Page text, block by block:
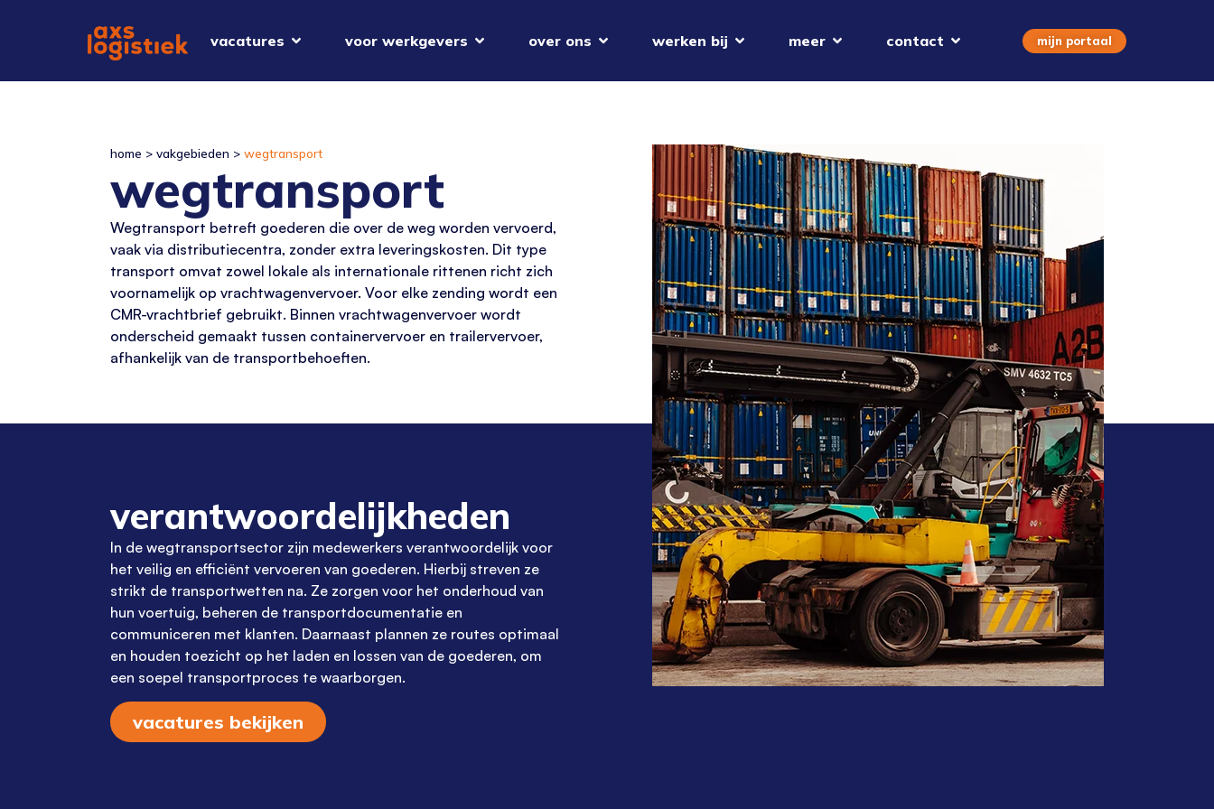
vacatures voor werkgevers over ons werken bij meer contact mijn portaal
home > vakgebieden > wegtransport
wegtransport
Wegtransport betreft goederen die over de weg worden vervoerd,
vaak via distributiecentra, zonder extra leveringskosten. Dit type
transport omvat zowel lokale als internationale rittenen richt zich
voornamelijk op vrachtwagenvervoer. Voor elke zending wordt een
CMR-vrachtbrief gebruikt. Binnen vrachtwagenvervoer wordt
onderscheid gemaakt tussen containervervoer en trailervervoer,
afhankelijk van de transportbehoeften.
verantwoordelijkheden
In de wegtransportsector zijn medewerkers verantwoordelijk voor
het veilig en efficiënt vervoeren van goederen. Hierbij streven ze
strikt de transportwetten na. Ze zorgen voor het onderhoud van
hun voertuig, beheren de transportdocumentatie en
communiceren met klanten. Daarnaast plannen ze routes optimaal
en houden toezicht op het laden en lossen van de goederen, om
een soepel transportproces te waarborgen.
vacatures bekijken